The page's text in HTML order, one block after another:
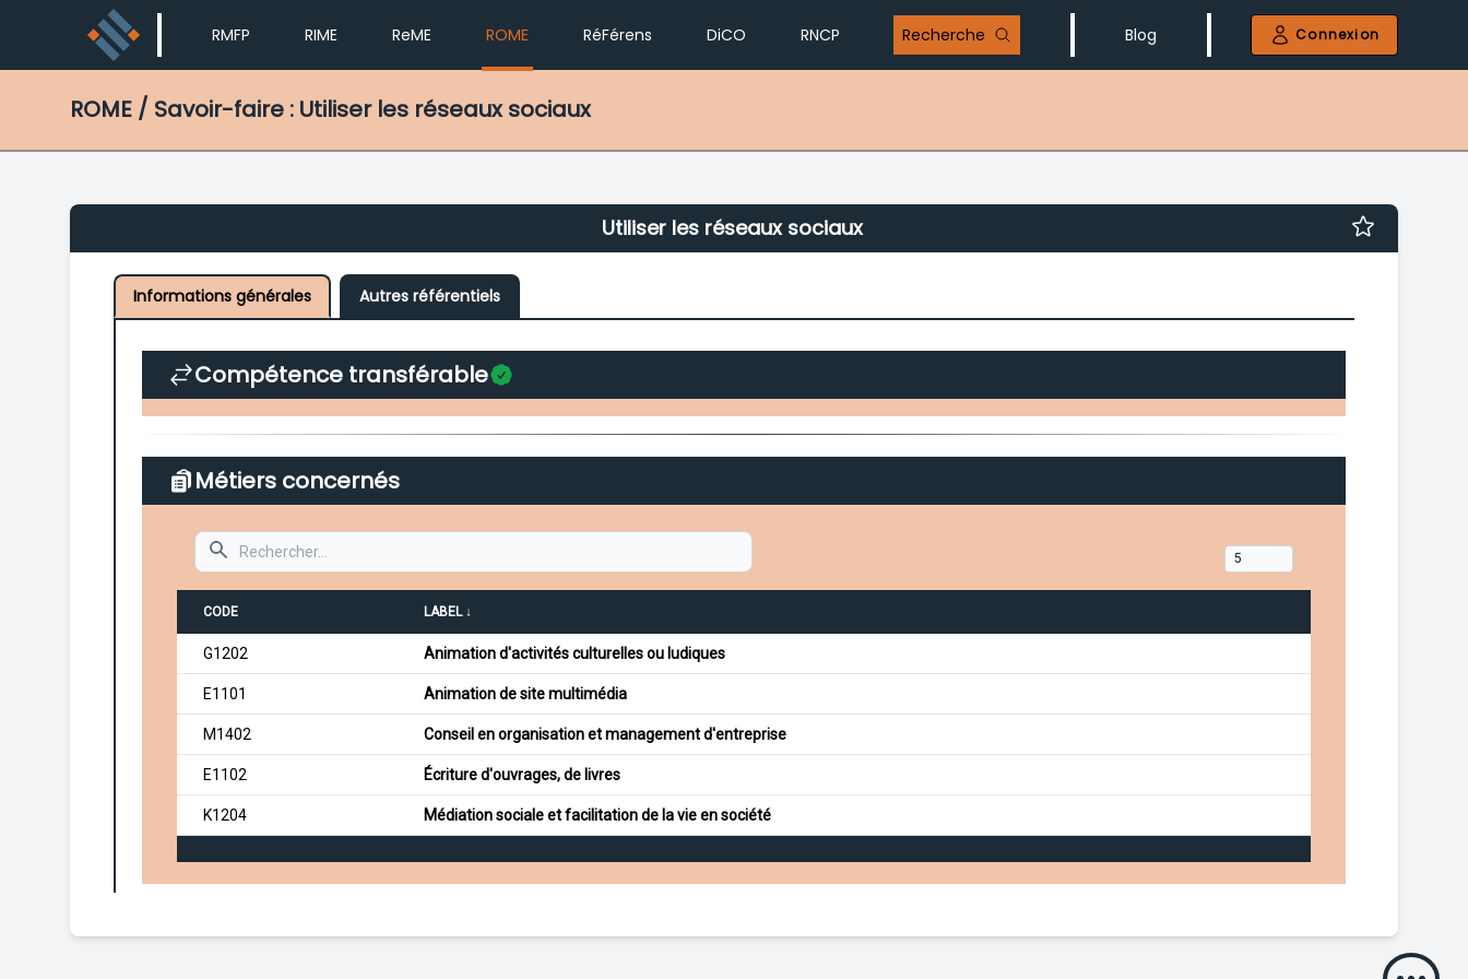
RMFP RIME ReME ROME RéFérens DiCO RNCP Recherche Blog Connexion
ROME / Savoir-faire : Utiliser les réseaux sociaux
Utiliser les réseaux sociaux
Informations générales Autres référentiels
Compétence transférable
Métiers concernés
Search
CODE LABEL ↓
G1202 Animation d'activités culturelles ou ludiques
E1101 Animation de site multimédia
M1402 Conseil en organisation et management d'entreprise
E1102 Écriture d'ouvrages, de livres
K1204 Médiation sociale et facilitation de la vie en société